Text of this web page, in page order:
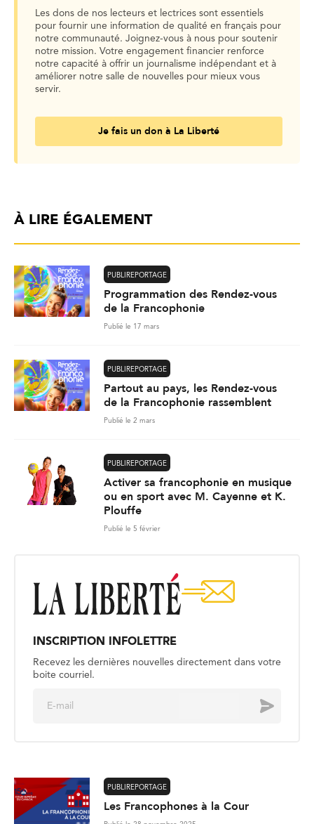
Les dons de nos lecteurs et lectrices sont essentiels
pour fournir une information de qualité en français pour
notre communauté. Joignez-vous à nous pour soutenir
notre mission. Votre engagement financier renforce
notre capacité à offrir un journalisme indépendant et à
améliorer notre salle de nouvelles pour mieux vous
servir.
Je fais un don à La Liberté
À LIRE ÉGALEMENT
PUBLIREPORTAGE
Programmation des Rendez-vous
de la Francophonie
Publié le 17 mars
PUBLIREPORTAGE
Partout au pays, les Rendez-vous
de la Francophonie rassemblent
Publié le 2 mars
PUBLIREPORTAGE
Activer sa francophonie en musique
ou en sport avec M. Cayenne et K.
Plouffe
Publié le 5 février
INSCRIPTION INFOLETTRE
Recevez les dernières nouvelles directement dans votre
boite courriel.
Envoyer
PUBLIREPORTAGE
Les Francophones à la Cour